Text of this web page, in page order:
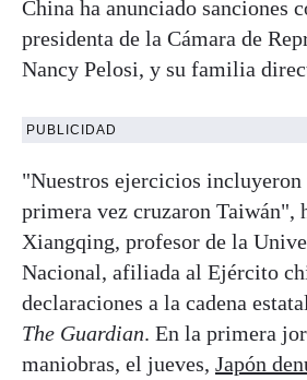
China ha anunciado sanciones
presidenta de la Cámara de
Nancy Pelosi, y su familia
PUBLICIDAD
"Nuestros ejercicios
primera vez cruzaron Taiwán",
Xiangqing, profesor de la
Nacional, afiliada al Ejército
declaraciones a la cadena
The Guardian. En la primera
maniobras, el jueves, Japón